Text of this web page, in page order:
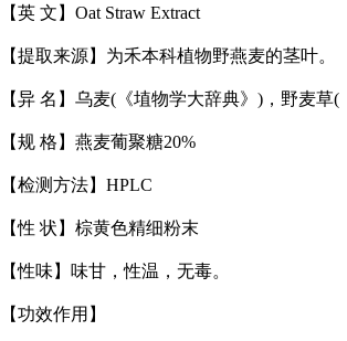
【英 文】 Oat Straw Extract
【提取来源】为禾本科植物野燕麦的茎叶。
【异 名】乌麦(《埴物学大辞典》)，野麦草(
【规 格】 燕麦葡聚糖20%
【检测方法】 HPLC
【性 状】棕黄色精细粉末
【性味】味甘，性温，无毒。
【功效作用】